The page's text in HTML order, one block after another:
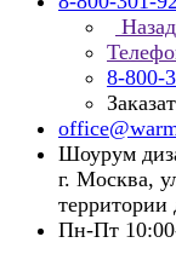
Назад
8-800-
Шоурум
г. Москва,
территории
Пн-Пт